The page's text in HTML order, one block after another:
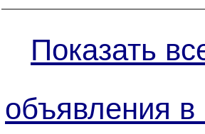
Показать
объявления в